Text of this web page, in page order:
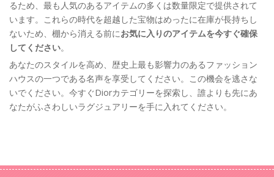
るため、最も人気のあるアイテムの多くは数量限定で提供されて
います。これらの時代を超越した宝物はめったに在庫が長持ちし
ないため、棚から消える前にお気に入りのアイテムを今すぐ確保
してください。
あなたのスタイルを高め、歴史上最も影響力のあるファッション
ハウスの一つである名声を享受してください。この機会を逃さな
いでください。今すぐDiorカテゴリーを探索し、誰よりも先にあ
なたがふさわしいラグジュアリーを手に入れてください。